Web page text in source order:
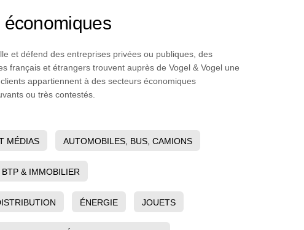
économiques
et défend des entreprises privées ou publiques, des
français et étrangers trouvent auprès de Vogel & Vogel une
appartiennent à des secteurs économiques
ou très contestés.
MÉDIAS AUTOMOBILES, BUS, CAMIONS
BTP & IMMOBILIER
ÉNERGIE JOUETS